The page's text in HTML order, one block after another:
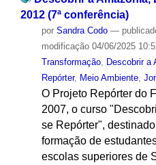
2012 (7ª conferência)
por Sandra Codo —
modificação04/06/2025
Transformação,
Descobrir a
Repórter, Meio Ambiente,
O Projeto Repórter do
2007, o curso
se Repórter",
formação de
escolas superiores de